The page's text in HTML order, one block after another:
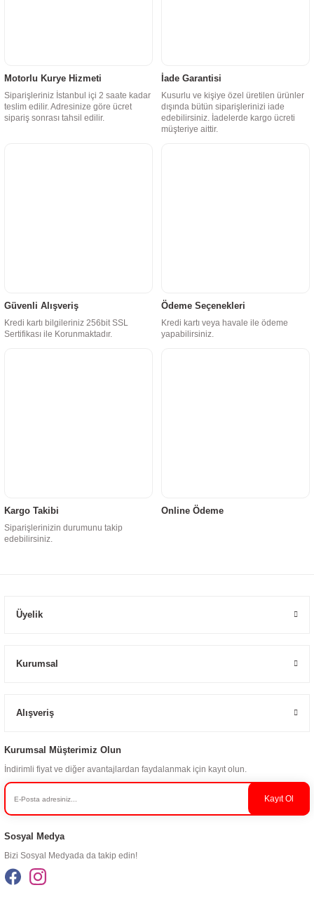
Motorlu Kurye Hizmeti
Siparişleriniz İstanbul içi 2 saate kadar
teslim edilir. Adresinize göre ücret
sipariş sonrası tahsil edilir.
İade Garantisi
Kusurlu ve kişiye özel üretilen ürünler
dışında bütün siparişlerinizi iade
edebilirsiniz. İadelerde kargo ücreti
müşteriye aittir.
Güvenli Alışveriş
Kredi kartı bilgileriniz 256bit SSL
Sertifikası ile Korunmaktadır.
Ödeme Seçenekleri
Kredi kartı veya havale ile ödeme
yapabilirsiniz.
Kargo Takibi
Siparişlerinizin durumunu takip
edebilirsiniz.
Online Ödeme
Üyelik
Kurumsal
Alışveriş
Kurumsal Müşterimiz Olun
İndirimli fiyat ve diğer avantajlardan faydalanmak için kayıt olun.
Kayıt Ol
Sosyal Medya
Bizi Sosyal Medyada da takip edin!